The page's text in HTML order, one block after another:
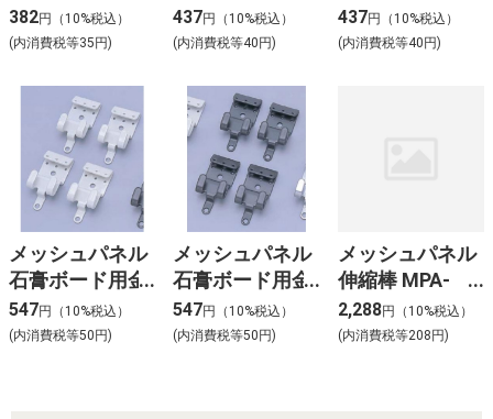
MPA-KH ブラッ
ク
382円（10%税込）
(内消費税等35円)
KK ベージュ
437円（10%税込）
(内消費税等40円)
KK ブラック
437円（10%税込）
(内消費税等40円)
メッシュパネル
石膏ボード用金
具 MPA-KS ベー
ジュ
547円（10%税込）
(内消費税等50円)
メッシュパネル
石膏ボード用金
具 MPA-KS ブラ
ック
547円（10%税込）
(内消費税等50円)
メッシュパネル
伸縮棒 MPA-
P280 ブラック
2,288円（10%税込）
(内消費税等208円)